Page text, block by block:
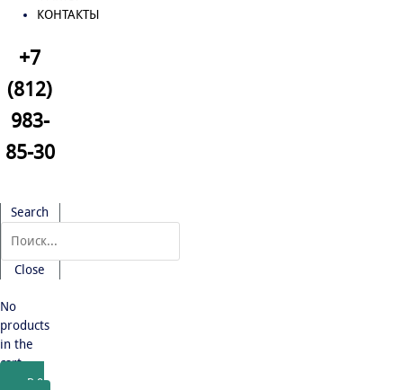
КОНТАКТЫ
+7
(812)
983-
85-30
Search
Close
No
products
in the
cart.
₽ 0